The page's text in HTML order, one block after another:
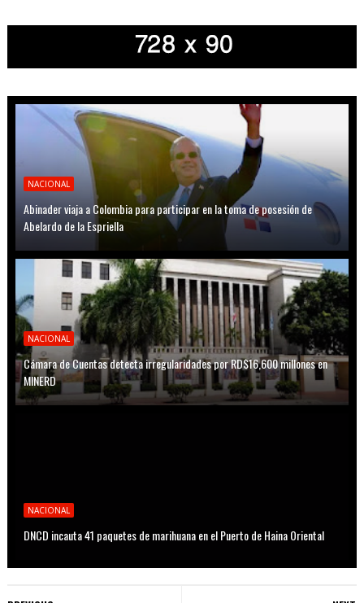
NACIONAL
Abinader viaja a Colombia para participar en la toma de posesión de
Abelardo de la Espriella
NACIONAL
Cámara de Cuentas detecta irregularidades por RD$16,600 millones en
MINERD
NACIONAL
DNCD incauta 41 paquetes de marihuana en el Puerto de Haina Oriental